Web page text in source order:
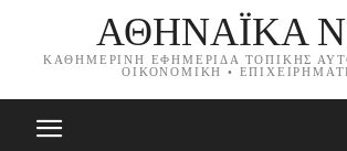
ΑΘΗΝΑΪΚΑ
ΚΑΘΗΜΕΡΙΝΗ ΕΦΗΜΕΡΙΔΑ ΤΟΠΙΚΗΣ
ΟΙΚΟΝΟΜΙΚΗ •